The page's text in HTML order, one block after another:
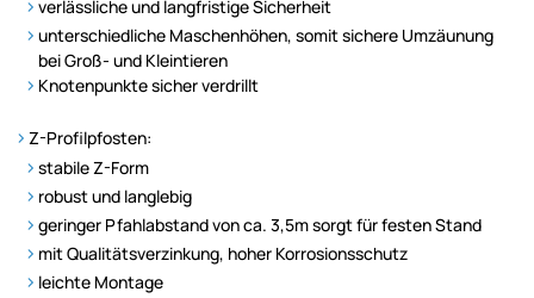
verlässliche und langfristige Sicherheit
unterschiedliche Maschenhöhen, somit sichere Umzäunung
bei Groß- und Kleintieren
Knotenpunkte sicher verdrillt
Z-Profilpfosten:
stabile Z-Form
robust und langlebig
geringer Pfahlabstand von ca. 3,5m sorgt für festen Stand
mit Qualitätsverzinkung, hoher Korrosionsschutz
leichte Montage